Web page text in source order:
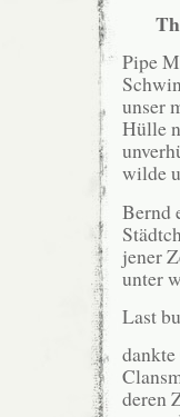
Pipe
unser
Hülle
wilde
Bernd
jener
unter
Last
deren